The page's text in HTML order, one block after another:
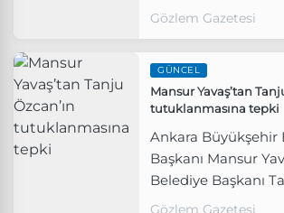
tribünlerin tepkisini
Gözlem Gazetesi
GÜNCEL
Mansur Yavaş’tan
tutuklanmasına tepki
Ankara Büyükşehir
Başkanı Mansur
Belediye Başkanı
tutuklanmasına
Gözlem Gazetesi